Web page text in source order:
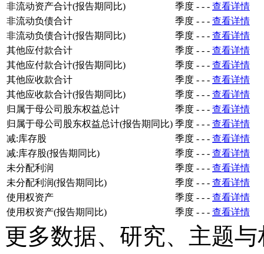
非流动资产合计(报告期同比)
季度 - - - 查看详情
非流动负债合计
季度 - - - 查看详情
非流动负债合计(报告期同比)
季度 - - - 查看详情
其他应付款合计
季度 - - - 查看详情
其他应付款合计(报告期同比)
季度 - - - 查看详情
其他应收款合计
季度 - - - 查看详情
其他应收款合计(报告期同比)
季度 - - - 查看详情
归属于母公司股东权益总计
季度 - - - 查看详情
归属于母公司股东权益总计(报告期同比) 季度 - - - 查看详情
减:库存股
季度 - - - 查看详情
减:库存股(报告期同比)
季度 - - - 查看详情
未分配利润
季度 - - - 查看详情
未分配利润(报告期同比)
季度 - - - 查看详情
使用权资产
季度 - - - 查看详情
使用权资产(报告期同比)
季度 - - - 查看详情
更多数据、研究、主题